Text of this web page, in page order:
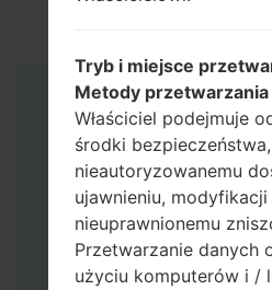
Tryb i miejsce
Metody przetwarzania
Właściciel podejmuje
środki
nieautoryzowanemu
ujawnieniu, modyfikacji
nieuprawnionemu
Przetwarzanie danych
użyciu komputerów i /